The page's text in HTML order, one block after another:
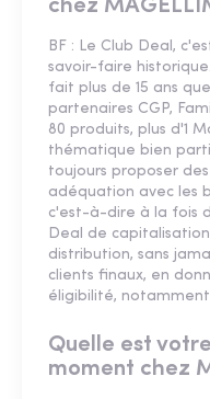
chez
BF : Le Club Deal,
savoir-faire
fait plus de 15 ans
partenaires CGP,
80 produits, plus d'1
thématique bien
toujours proposer
adéquation avec les
c'est-à-dire à la fois
Deal de
distribution, sans
clients finaux, en
éligibilité,
Quelle est
moment chez